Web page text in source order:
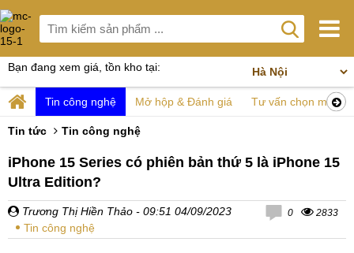
Bạn đang xem giá, tồn kho tại:
Tin công nghệ Mở hộp & Đánh giá Tư vấn chọn mua
Tin tức Tin công nghệ
iPhone 15 Series có phiên bản thứ 5 là iPhone 15
Ultra Edition?
Trương Thị Hiền Thảo - 09:51 04/09/2023
Tin công nghệ
0 2833